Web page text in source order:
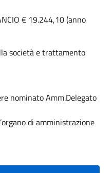
€ 19.244,10 (anno
società e trattamento
nominato Amm.Delegato
di amministrazione